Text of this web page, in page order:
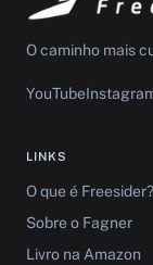
O caminho mais
YouTube
LINKS
O que é Freesider?
Sobre o Fagner
Livro na Amazon